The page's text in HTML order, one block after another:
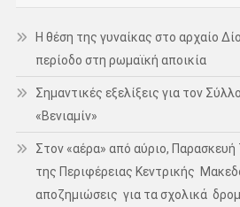
Η θέση της γυναίκας στο αρχαίο
περίοδο στη ρωμαϊκή αποικία
Σημαντικές εξελίξεις για τον
«Βενιαμίν»
Στον «αέρα» από αύριο,
της Περιφέρειας Κεντρικής
αποζημιώσεις για τα σχολικά